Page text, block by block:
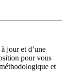
jour et d’une
pour vous
et